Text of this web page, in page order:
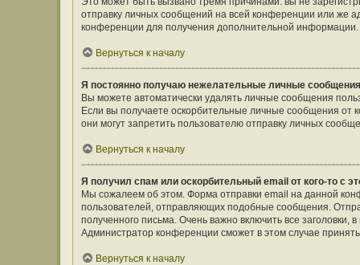
отправку личных сообщений на всей конференции или же
конференции для получения дополнительной информации.
Вернуться к началу
Я постоянно получаю нежелательные личные
Вы можете автоматически удалять личные сообщения
Если вы получаете оскорбительные личные сообщения от
они могут запретить пользователю отправку личных
Вернуться к началу
Я получил спам или оскорбительный email от кого-то с
Мы сожалеем об этом. Форма отправки email на данной
пользователей, отправляющих подобные сообщения.
полученного письма. Очень важно включить все
Администратор конференции сможет в этом случае
Вернуться к началу